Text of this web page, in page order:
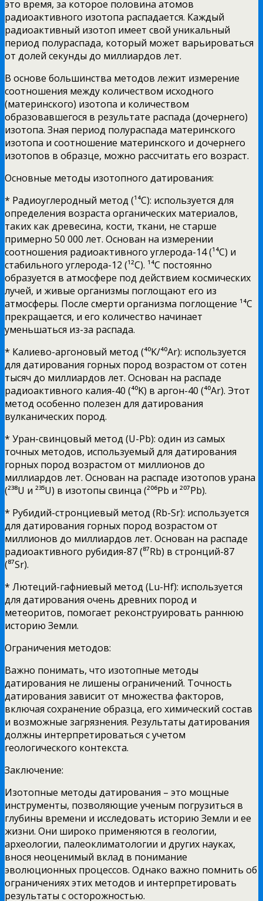
это время, за которое половина атомов
радиоактивного изотопа распадается. Каждый
радиоактивный изотоп имеет свой уникальный
период полураспада, который может варьироваться
от долей секунды до миллиардов лет.
В основе большинства методов лежит измерение
соотношения между количеством исходного
(материнского) изотопа и количеством
образовавшегося в результате распада (дочернего)
изотопа. Зная период полураспада материнского
изотопа и соотношение материнского и дочернего
изотопов в образце, можно рассчитать его возраст.
Основные методы изотопного датирования:
* Радиоуглеродный метод (¹⁴C): используется для
определения возраста органических материалов,
таких как древесина, кости, ткани, не старше
примерно 50 000 лет. Основан на измерении
соотношения радиоактивного углерода-14 (¹⁴C) и
стабильного углерода-12 (¹²C). ¹⁴C постоянно
образуется в атмосфере под действием космических
лучей, и живые организмы поглощают его из
атмосферы. После смерти организма поглощение ¹⁴C
прекращается, и его количество начинает
уменьшаться из-за распада.
* Калиево-аргоновый метод (⁴⁰K/⁴⁰Ar): используется
для датирования горных пород возрастом от сотен
тысяч до миллиардов лет. Основан на распаде
радиоактивного калия-40 (⁴⁰K) в аргон-40 (⁴⁰Ar). Этот
метод особенно полезен для датирования
вулканических пород.
* Уран-свинцовый метод (U-Pb): один из самых
точных методов, используемый для датирования
горных пород возрастом от миллионов до
миллиардов лет. Основан на распаде изотопов урана
(²³⁸U и ²³⁵U) в изотопы свинца (²⁰⁶Pb и ²⁰⁷Pb).
* Рубидий-стронциевый метод (Rb-Sr): используется
для датирования горных пород возрастом от
миллионов до миллиардов лет. Основан на распаде
радиоактивного рубидия-87 (⁸⁷Rb) в стронций-87
(⁸⁷Sr).
* Лютеций-гафниевый метод (Lu-Hf): используется
для датирования очень древних пород и
метеоритов, помогает реконструировать раннюю
историю Земли.
Ограничения методов:
Важно понимать, что изотопные методы
датирования не лишены ограничений. Точность
датирования зависит от множества факторов,
включая сохранение образца, его химический состав
и возможные загрязнения. Результаты датирования
должны интерпретироваться с учетом
геологического контекста.
Заключение:
Изотопные методы датирования – это мощные
инструменты, позволяющие ученым погрузиться в
глубины времени и исследовать историю Земли и ее
жизни. Они широко применяются в геологии,
археологии, палеоклиматологии и других науках,
внося неоценимый вклад в понимание
эволюционных процессов. Однако важно помнить об
ограничениях этих методов и интерпретировать
результаты с осторожностью.